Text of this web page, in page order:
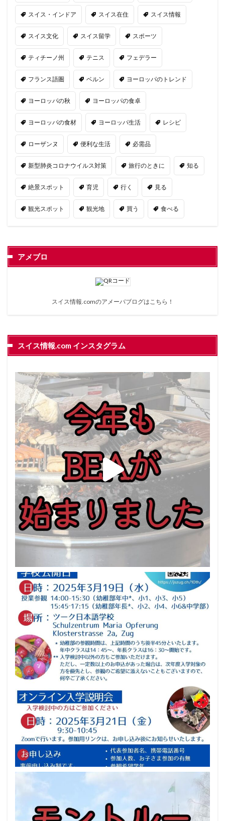
スイス・インドア スイス在住 スイス情報
スイス文化 スイス留学 スポーツ
ティチーノ州 テニス フェデラー
フランス語圏 ベルン ヨーロッパのトレンド
ヨーロッパの秋 ヨーロッパの食卓
ヨーロッパの食材 ヨーロッパ生活 レシピ
ローザンヌ 便利な生活 必需品
新型肺炎コロナウイルス対策 旅行のときに 知る
絶景スポット 育児 行く 見る
観光スポット 観光地 買う 食べる
アメブロ
スイス情報.comのアメーバブログは こちら ！
スイス情報.com インスタグラム